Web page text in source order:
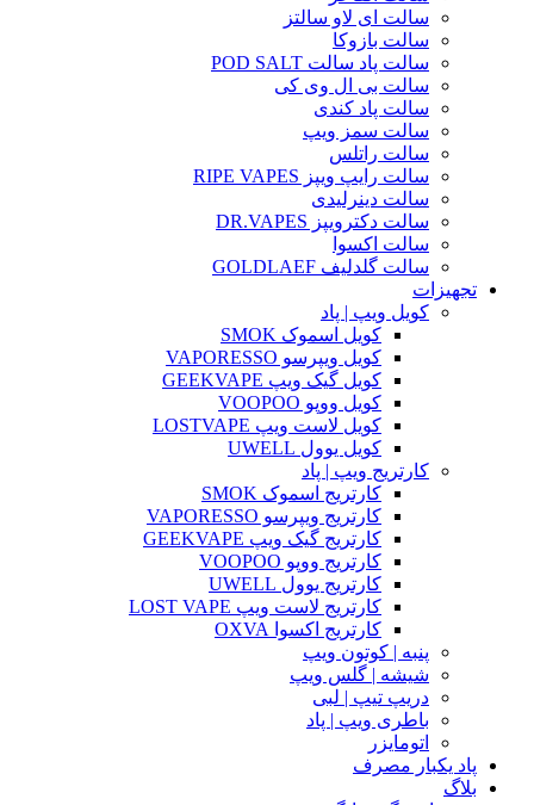
سالت ای لاو سالتز
سالت بازوکا
سالت پاد سالت POD SALT
سالت بی ال وی کی
سالت پاد کندی
سالت سمز ویپ
سالت راتلس
سالت رایپ ویپز RIPE VAPES
سالت دینرلیدی
سالت دکترویپز DR.VAPES
سالت اکسوا
سالت گلدلیف GOLDLAEF
تجهیزات
کویل ویپ | پاد
کویل اسموک SMOK
کویل ویپرسو VAPORESSO
کویل گیک ویپ GEEKVAPE
کویل ووپو VOOPOO
کویل لاست ویپ LOSTVAPE
کویل یوول UWELL
کارتریج ویپ | پاد
کارتریج اسموک SMOK
کارتریج ویپرسو VAPORESSO
کارتریج گیک ویپ GEEKVAPE
کارتریج ووپو VOOPOO
کارتریج یوول UWELL
کارتریج لاست ویپ LOST VAPE
کارتریج اکسوا OXVA
پنبه | کوتون ویپ
شیشه | گلس ویپ
دریپ تیپ | لبی
باطری ویپ | پاد
اتومایزر
پاد یکبار مصرف
بلاگ